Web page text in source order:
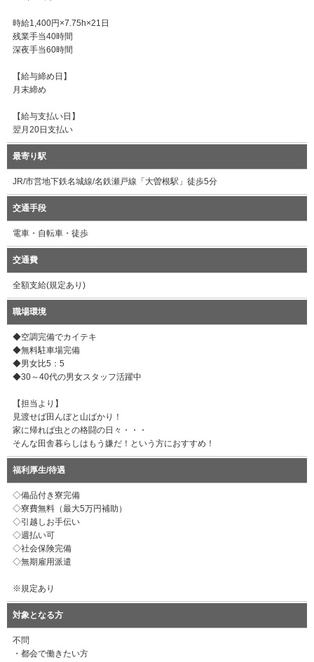
時給1,400円×7.75h×21日
残業手当40時間
深夜手当60時間
【給与締め日】
月末締め
【給与支払い日】
翌月20日支払い
最寄り駅
JR/市営地下鉄名城線/名鉄瀬戸線「大曽根駅」徒歩5分
交通手段
電車・自転車・徒歩
交通費
全額支給(規定あり)
職場環境
◆空調完備でカイテキ
◆無料駐車場完備
◆男女比5：5
◆30～40代の男女スタッフ活躍中
【担当より】
見渡せば田んぼと山ばかり！
家に帰れば虫との格闘の日々・・・
そんな田舎暮らしはもう嫌だ！という方におすすめ！
福利厚生/待遇
◇備品付き寮完備
◇寮費無料（最大5万円補助）
◇引越しお手伝い
◇週払い可
◇社会保険完備
◇無期雇用派遣
※規定あり
対象となる方
不問
・都会で働きたい方